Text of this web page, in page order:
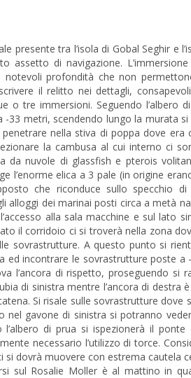
presente tra l’isola di Gobal Seghir e
assetto di navigazione.
profondità che non
il relitto nei dettagli,
o tre immersioni. Seguendo l’albero
33 metri, scendendo lungo la murata
nella stiva di poppa dove era
la cambusa al cui interno ci
da nuvole di glassfish e pterois
l’enorme elica a 3 pale (in origine
che riconduce sullo specchio
alloggi dei marinai posti circa a metà
alla sala macchine e sul lato
il corridoio ci si troverà nella zona
sovrastrutture. A questo punto si
ed incontrare le sovrastrutture poste
l’ancora di rispetto, proseguendo si
di sinistra mentre l’ancora di
Si risale sulle sovrastrutture dove
nel gavone di sinistra si potranno
di prua si ispezionerà il
necessario l’utilizzo di torce.
dovrà muovere con estrema cautela
sul Rosalie Moller è al mattino in